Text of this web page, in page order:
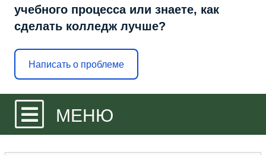
учебного процесса или знаете, как
сделать колледж лучше?
Написать о проблеме
МЕНЮ